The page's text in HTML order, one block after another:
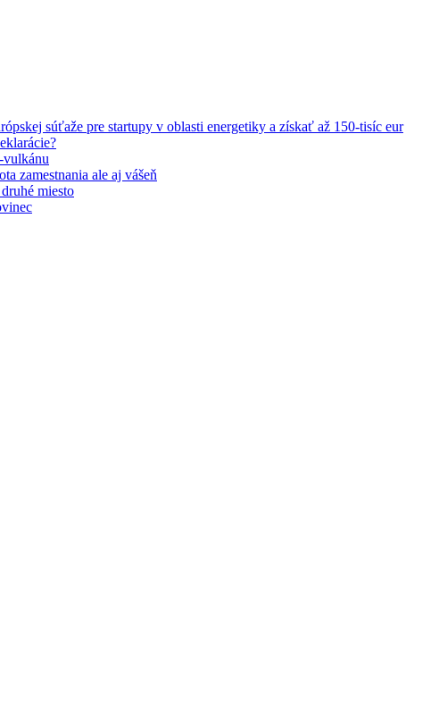
súťaže pre startupy v oblasti energetiky a získať až 150-tisíc eur
vulkánu
zamestnania ale aj vášeň
miesto